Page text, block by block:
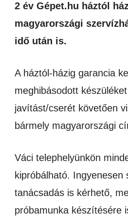
2 év Gépet.hu háztól
magyarországi
idő után is.
A háztól-házig garancia
meghibásodott
javítást/cserét követően
bármely magyarországi
Váci telephelyünkön
kipróbálható. Ingyenesen
tanácsadás is kérhető,
próbamunka készítésére